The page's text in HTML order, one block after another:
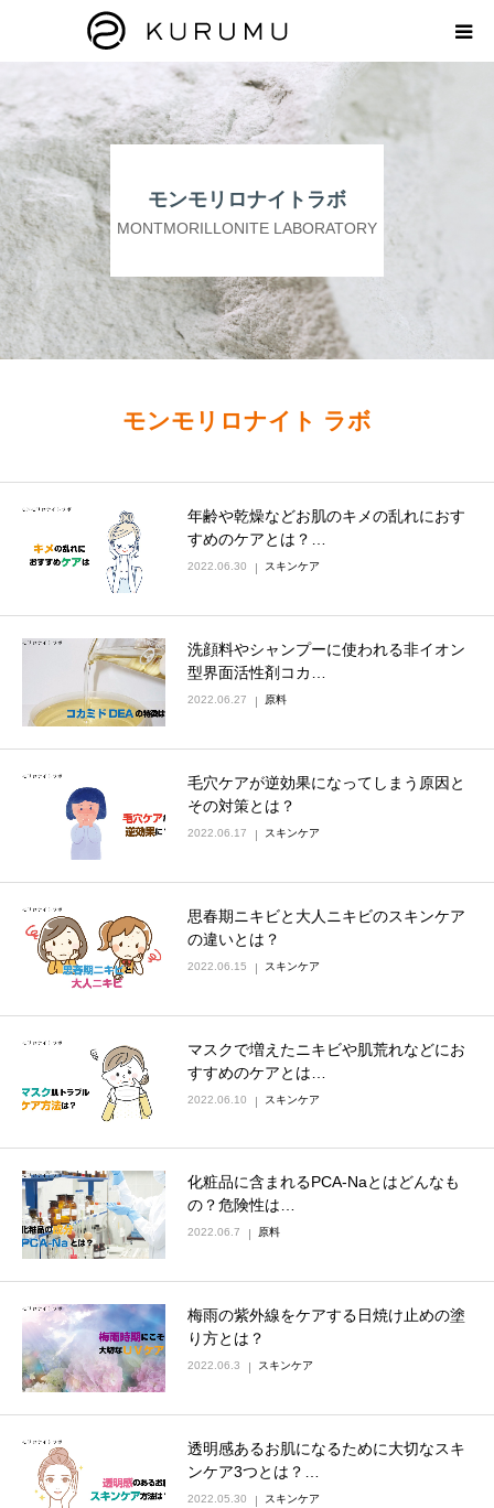
モンモリロナイトラボ
MONTMORILLONITE LABORATORY
モンモリロナイト ラボ
年齢や乾燥などお肌のキメの乱れにおす
すめのケアとは？…
2022.06.30 スキンケア
洗顔料やシャンプーに使われる非イオン
型界面活性剤コカ…
2022.06.27 原料
毛穴ケアが逆効果になってしまう原因と
その対策とは？
2022.06.17 スキンケア
思春期ニキビと大人ニキビのスキンケア
の違いとは？
2022.06.15 スキンケア
マスクで増えたニキビや肌荒れなどにお
すすめのケアとは…
2022.06.10 スキンケア
化粧品に含まれるPCA-Naとはどんなも
の？危険性は…
2022.06.7 原料
梅雨の紫外線をケアする日焼け止めの塗
り方とは？
2022.06.3 スキンケア
透明感あるお肌になるために大切なスキ
ンケア3つとは？…
2022.05.30 スキンケア
HOME
ABOUT
プロダクト
モンモリロナイトラボ
お知らせ